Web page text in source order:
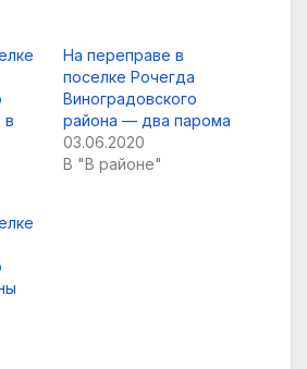
в
На переправе в
поселке Рочегда
Виноградовского
района — два парома
03.06.2020
В "В районе"